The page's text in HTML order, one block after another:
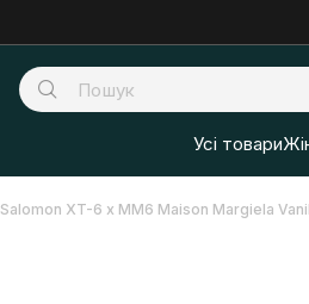
Усі товари
Salomon XT-6 x MM6 Maison Margiela